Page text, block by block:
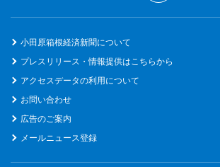
小田原箱根経済新聞について
プレスリリース・情報提供はこちらから
アクセスデータの利用について
お問い合わせ
広告のご案内
メールニュース登録